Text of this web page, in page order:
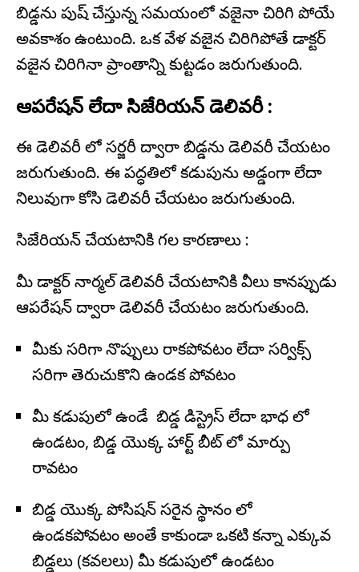
బిడ్డను పుష్ చేస్తున్న సమయంలో వజైనా చిరిగి పోయే
అవకాశం ఉంటుంది. ఒక వేళ వజైన చిరిగిపోతే డాక్టర్
వజైన చిరిగినా ప్రాంతాన్ని కుట్టడం జరుగుతుంది.
ఆపరేషన్ లేదా సిజేరియన్ డెలివరీ :
ఈ డెలివరీ లో సర్జరీ ద్వారా బిడ్డను డెలివరీ చేయటం
జరుగుతుంది. ఈ పద్ధతిలో కడుపును అడ్డంగా లేదా
నిలువుగా కోసి డెలివరీ చేయటం జరుగుతుంది.
సిజేరియన్ చేయటానికి గల కారణాలు :
మీ డాక్టర్ నార్మల్ డెలివరీ చేయటానికి వీలు కానప్పుడు
ఆపరేషన్ ద్వారా డెలివరీ చేయటం జరుగుతుంది.
మీకు సరిగా నొప్పులు రాకపోవటం లేదా సర్విక్స్
సరిగా తెరుచుకొని ఉండక పోవటం
మీ కడుపులో ఉండే బిడ్డ డిస్ట్రెస్ లేదా భాధ లో
ఉండటం, బిడ్డ యొక్క హార్ట్ బీట్ లో మార్పు
రావటం
బిడ్డ యొక్క పోసిషన్ సరైన స్థానం లో
ఉండకపోవటం అంతే కాకుండా ఒకటి కన్నా ఎక్కువ
బిడ్డలు (కవలలు) మీ కడుపులో ఉండటం